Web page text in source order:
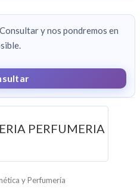
y nos pondremos en
PERFUMERIA
y Perfumería